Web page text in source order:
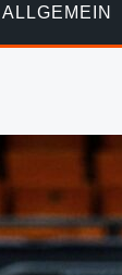
ALLGEMEIN